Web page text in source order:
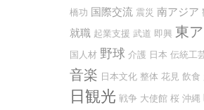
橋功 国際交流 震災 南アジア
就職 起業支援 武道 即興 東
国人材 野球 介護 日本 伝統工
音楽 日本文化 整体 花見 飲食
日観光 戦争 大使館 桜 沖縄